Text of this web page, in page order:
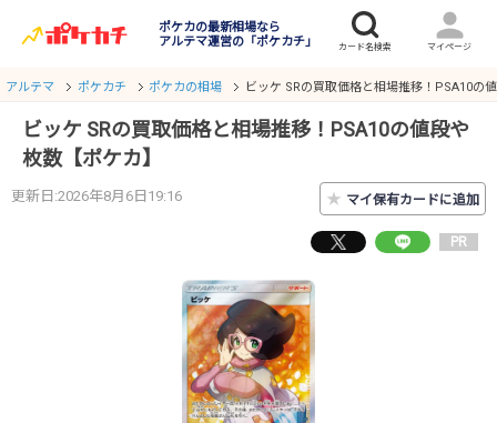
ポケカの最新相場なら
アルテマ運営の「ポケカチ」
アルテマ ポケカチ ポケカの相場 ビッケ SRの買取価格と相場推移！PSA10の
ビッケ SRの買取価格と相場推移！PSA10の値段や
枚数【ポケカ】
更新日:2026年8月6日19:16 ★ マイ保有カードに追加
PR